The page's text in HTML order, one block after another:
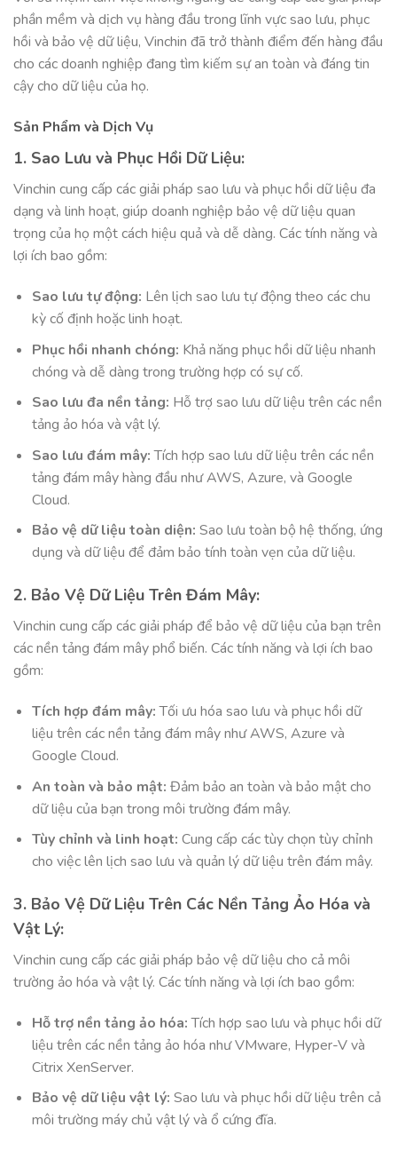
phần mềm và dịch vụ hàng đầu trong lĩnh vực sao lưu, phục
hồi và bảo vệ dữ liệu, Vinchin đã trở thành điểm đến hàng đầu
cho các doanh nghiệp đang tìm kiếm sự an toàn và đáng tin
cậy cho dữ liệu của họ.
Sản Phẩm và Dịch Vụ
1. Sao Lưu và Phục Hồi Dữ Liệu:
Vinchin cung cấp các giải pháp sao lưu và phục hồi dữ liệu đa
dạng và linh hoạt, giúp doanh nghiệp bảo vệ dữ liệu quan
trọng của họ một cách hiệu quả và dễ dàng. Các tính năng và
lợi ích bao gồm:
Sao lưu tự động: Lên lịch sao lưu tự động theo các chu
kỳ cố định hoặc linh hoạt.
Phục hồi nhanh chóng: Khả năng phục hồi dữ liệu nhanh
chóng và dễ dàng trong trường hợp có sự cố.
Sao lưu đa nền tảng: Hỗ trợ sao lưu dữ liệu trên các nền
tảng ảo hóa và vật lý.
Sao lưu đám mây:Tích hợp sao lưu dữ liệu trên các nền
tảng đám mây hàng đầu như AWS, Azure, và Google
Cloud.
Bảo vệ dữ liệu toàn diện: Sao lưu toàn bộ hệ thống, ứng
dụng và dữ liệu để đảm bảo tính toàn vẹn của dữ liệu.
2. Bảo Vệ Dữ Liệu Trên Đám Mây:
Vinchin cung cấp các giải pháp để bảo vệ dữ liệu của bạn trên
các nền tảng đám mây phổ biến. Các tính năng và lợi ích bao
gồm:
Tích hợp đám mây:Tối ưu hóa sao lưu và phục hồi dữ
liệu trên các nền tảng đám mây như AWS, Azure và
Google Cloud.
An toàn và bảo mật: Đảm bảo an toàn và bảo mật cho
dữ liệu của bạn trong môi trường đám mây.
Tùy chỉnh và linh hoạt: Cung cấp các tùy chọn tùy chỉnh
cho việc lên lịch sao lưu và quản lý dữ liệu trên đám mây.
3. Bảo Vệ Dữ Liệu Trên Các Nền Tảng Ảo Hóa và
Vật Lý:
Vinchin cung cấp các giải pháp bảo vệ dữ liệu cho cả môi
trường ảo hóa và vật lý. Các tính năng và lợi ích bao gồm:
Hỗ trợ nền tảng ảo hóa:Tích hợp sao lưu và phục hồi dữ
liệu trên các nền tảng ảo hóa như VMware, Hyper-V và
Citrix XenServer.
Bảo vệ dữ liệu vật lý: Sao lưu và phục hồi dữ liệu trên cả
môi trường máy chủ vật lý và ổ cứng đĩa.